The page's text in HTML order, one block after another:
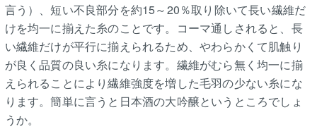
言う）、短い不良部分を約15～20％取り除いて長い繊維だ
けを均一に揃えた糸のことです。コーマ通しされると、長
い繊維だけが平行に揃えられるため、やわらかくて肌触り
が良く品質の良い糸になります。繊維がむら無く均一に揃
えられることにより繊維強度を増した毛羽の少ない糸にな
ります。簡単に言うと日本酒の大吟醸というところでしょ
うか。